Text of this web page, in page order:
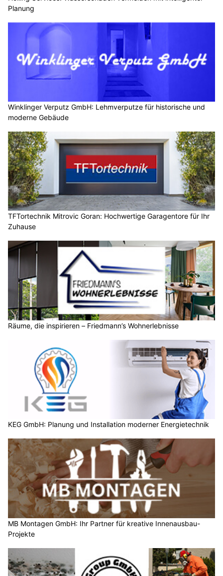
Planung
Winklinger Verputz GmbH: Lehmverputze für historische und
moderne Gebäude
TFTortechnik Mitrovic Goran: Hochwertige Garagentore für Ihr
Zuhause
Räume, die inspirieren – Friedmann’s Wohnerlebnisse
KEG GmbH: Planung und Installation moderner Energietechnik
MB Montagen GmbH: Ihr Partner für kreative Innenausbau-
Projekte